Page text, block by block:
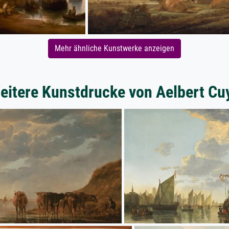
Mehr ähnliche Kunstwerke anzeigen
Kunstdrucke von Aelbert